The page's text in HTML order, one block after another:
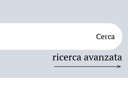
Cerca
ricerca avanzata